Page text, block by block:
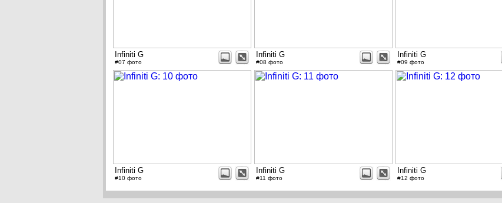
Infiniti G
#07 фото
Infiniti G
#08 фото
Infiniti G
#09 фото
Infiniti G
#10 фото
Infiniti G
#11 фото
Infiniti G
#12 фото